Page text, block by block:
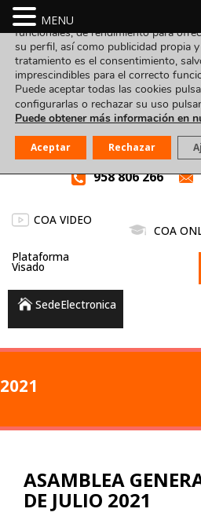
958 806 266
COA VIDEO
COA
Plataforma
Visado
SedeElectronica
2021
ASAMBLEA
DE JULIO 2021
MENU
Utilizamos cookies propias y de
funcionales, de rendimiento para
su perfil, así como publicidad propia
tratamiento es el consentimiento,
imprescindibles para el correcto
Puede aceptar todas las cookies
configurarlas o rechazar su uso
Puede obtener más información en
Aceptar Rechazar